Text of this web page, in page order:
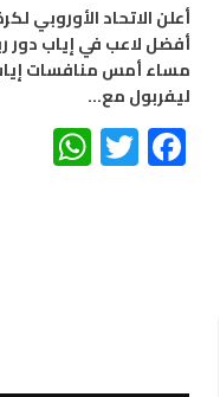
أعلن الاتحاد الأوروبي
أفضل لاعب في إياب دور
مساء أمس منافسات
ليفربول مع…
Facebook
Twitter